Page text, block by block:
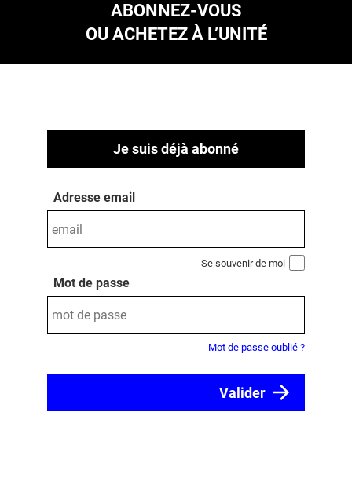
ABONNEZ-VOUS
OU ACHETEZ À L’UNITÉ
Je suis déjà abonné
Adresse email
Se souvenir de moi
Mot de passe
Mot de passe oublié ?